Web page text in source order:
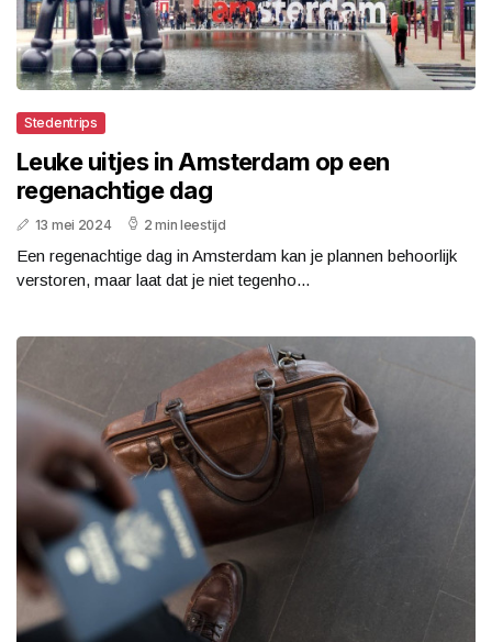
Stedentrips
Leuke uitjes in Amsterdam op een
regenachtige dag
13 mei 2024 2 min leestijd
Een regenachtige dag in Amsterdam kan je plannen behoorlijk
verstoren, maar laat dat je niet tegenho...